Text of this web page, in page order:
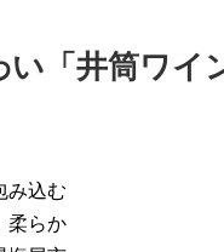
「井筒ワイ
み込む
柔らか